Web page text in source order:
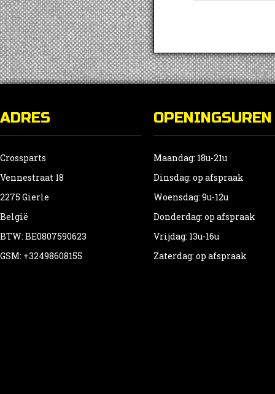
ADRES
Crossparts
Vennestraat 18
2275 Gierle
België
BTW: BE0807590623
GSM: +32498608155
OPENINGSUREN
Maandag: 18u-21u
Dinsdag: op afspraak
Woensdag: 9u-12u
Donderdag: op afspraak
Vrijdag: 13u-16u
Zaterdag: op afspraak